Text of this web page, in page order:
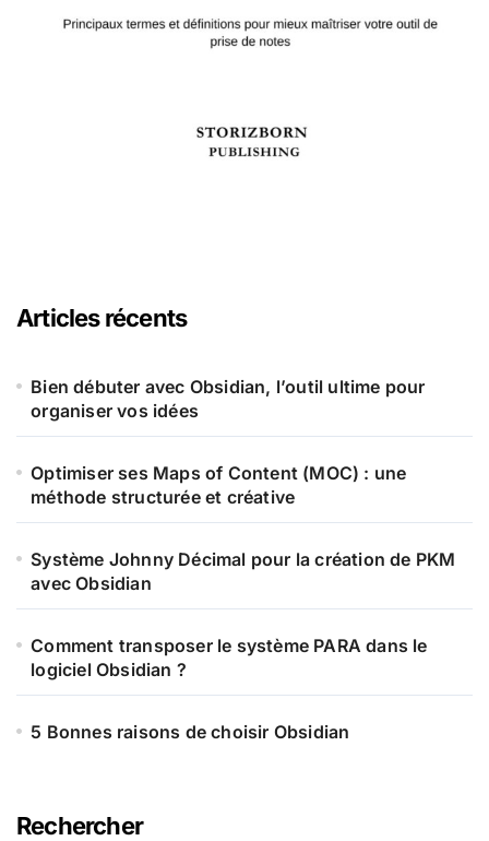
Articles récents
Bien débuter avec Obsidian, l’outil ultime pour
organiser vos idées
Optimiser ses Maps of Content (MOC) : une
méthode structurée et créative
Système Johnny Décimal pour la création de PKM
avec Obsidian
Comment transposer le système PARA dans le
logiciel Obsidian ?
5 Bonnes raisons de choisir Obsidian
Rechercher